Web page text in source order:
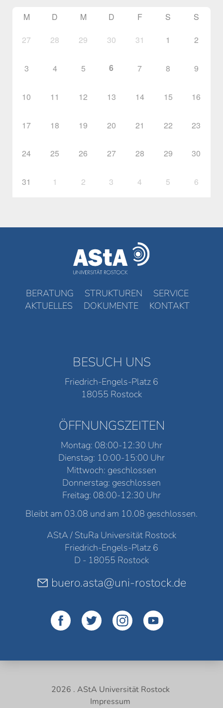
M D M D F S S
27 28 29 30 31 1 2
3 4 5 6 7 8 9
10 11 12 13 14 15 16
17 18 19 20 21 22 23
24 25 26 27 28 29 30
31 1 2 3 4 5 6
BERATUNG STRUKTUREN
SERVICE
AKTUELLES
DOKUMENTE KONTAKT
BESUCH UNS
Friedrich-Engels-Platz 6
18055 Rostock
ÖFFNUNGSZEITEN
Montag: 08:00-12:30 Uhr
Dienstag: 10:00-15:00 Uhr
Mittwoch: geschlossen
Donnerstag: geschlossen
Freitag: 08:00-12:30 Uhr
Bleibt am 03.08 und am 10.08 geschlossen.
AStA / StuRa Universität Rostock
Friedrich-Engels-Platz 6
D - 18055 Rostock
buero.asta@uni-rostock.de
2026 . AStA Universität Rostock
Impressum